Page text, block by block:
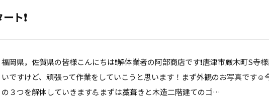
ト❗️
福岡県，佐賀県の皆様こんにちは❗️解体業者の阿部商店です❗️唐津市厳木町S
いですけど、頑張って作業をしていこうと思います！まず外観のお写真です☺️
の３つを解体していきます💪まずは藁葺きと木造二階建てのゴ…